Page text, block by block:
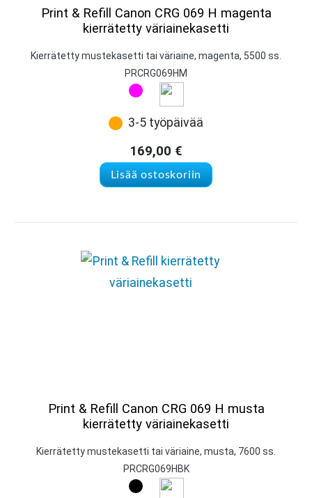
Print & Refill Canon CRG 069 H magenta
kierrätetty väriainekasetti
Kierrätetty mustekasetti tai väriaine, magenta, 5500 ss.
PRCRG069HM
3-5 työpäivää
169,00 €
Lisää ostoskoriin
Print & Refill Canon CRG 069 H musta
kierrätetty väriainekasetti
Kierrätetty mustekasetti tai väriaine, musta, 7600 ss.
PRCRG069HBK